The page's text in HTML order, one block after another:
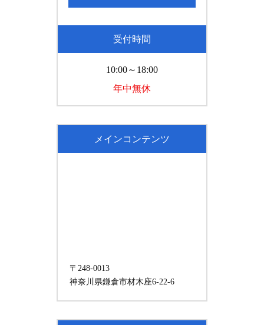
受付時間
10:00～18:00
年中無休
メインコンテンツ
〒248-0013
神奈川県鎌倉市材木座6-22-6